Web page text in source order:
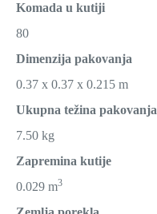
Komada u kutiji
80
Dimenzija pakovanja
0.37 x 0.37 x 0.215 m
Ukupna težina pakovanja
7.50 kg
Zapremina kutije
0.029 m3